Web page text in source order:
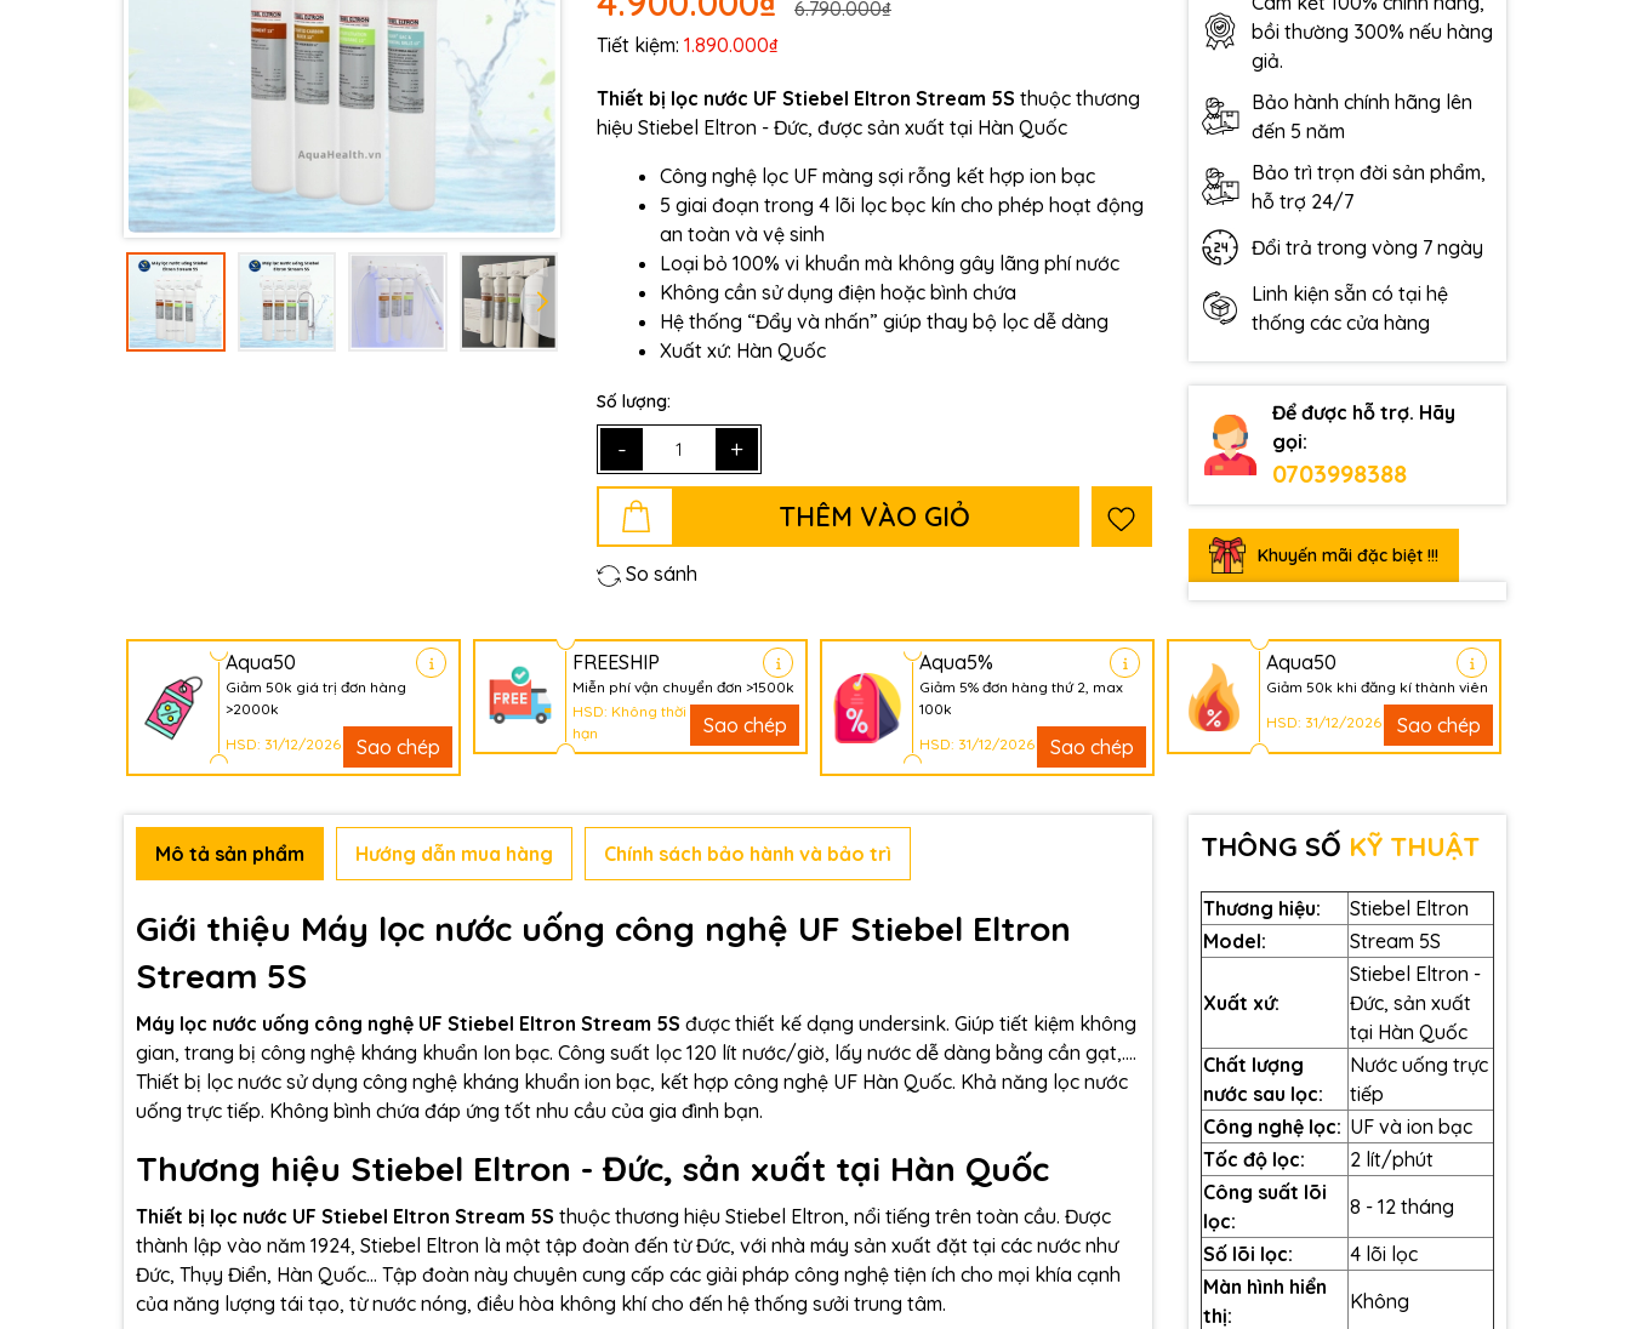
6.790.000₫
Tiết kiệm: 1.890.000₫
Thiết bị lọc nước UF Stiebel Eltron Stream 5S thuộc thương
hiệu Stiebel Eltron - Đức, được sản xuất tại Hàn Quốc
Công nghệ lọc UF màng sợi rỗng kết hợp ion bạc
5 giai đoạn trong 4 lõi lọc bọc kín cho phép hoạt động
an toàn và vệ sinh
Loại bỏ 100% vi khuẩn mà không gây lãng phí nước
Không cần sử dụng điện hoặc bình chứa
Hệ thống “Đẩy và nhấn” giúp thay bộ lọc dễ dàng
Xuất xứ: Hàn Quốc
Số lượng:
- +
THÊM VÀO GIỎ
So sánh
bồi thường 300% nếu hàng
giả.
Bảo hành chính hãng lên
đến 5 năm
Bảo trì trọn đời sản phẩm,
hỗ trợ 24/7
Đổi trả trong vòng 7 ngày
Linh kiện sẵn có tại hệ
thống các cửa hàng
Để được hỗ trợ. Hãy
gọi:
0703998388
Khuyến mãi đặc biệt !!!
Aqua50
Giảm 50k giá trị đơn hàng
>2000k
HSD: 31/12/2026
Sao chép
FREESHIP
Miễn phí vận chuyển đơn >1500k
HSD: Không thời
hạn
Sao chép
Aqua5%
Giảm 5% đơn hàng thứ 2, max
100k
HSD: 31/12/2026
Sao chép
Aqua50
Giảm 50k khi đăng kí thành viên
HSD: 31/12/2026
Sao chép
Ngày hết hạn:
Điều kiện:
Mô tả sản phẩm Hướng dẫn mua hàng Chính sách bảo hành và bảo trì
Giới thiệu Máy lọc nước uống công nghệ UF Stiebel Eltron
Stream 5S
Máy lọc nước uống công nghệ UF Stiebel Eltron Stream 5S được thiết kế dạng undersink. Giúp tiết kiệm không
gian, trang bị công nghệ kháng khuẩn Ion bạc. Công suất lọc 120 lít nước/giờ, lấy nước dễ dàng bằng cần gạt,....
Thiết bị lọc nước sử dụng công nghệ kháng khuẩn ion bạc, kết hợp công nghệ UF Hàn Quốc. Khả năng lọc nước
uống trực tiếp. Không bình chứa đáp ứng tốt nhu cầu của gia đình bạn.
Thương hiệu Stiebel Eltron - Đức, sản xuất tại Hàn Quốc
Thiết bị lọc nước UF Stiebel Eltron Stream 5S thuộc thương hiệu Stiebel Eltron, nổi tiếng trên toàn cầu. Được
thành lập vào năm 1924, Stiebel Eltron là một tập đoàn đến từ Đức, với nhà máy sản xuất đặt tại các nước như
Đức, Thụy Điển, Hàn Quốc... Tập đoàn này chuyên cung cấp các giải pháp công nghệ tiện ích cho mọi khía cạnh
của năng lượng tái tạo, từ nước nóng, điều hòa không khí cho đến hệ thống sưởi trung tâm.
THÔNG SỐ KỸ THUẬT
Thương hiệu:
Stiebel Eltron
Model:
Stream 5S
Xuất xứ:
Stiebel Eltron -
Đức, sản xuất
tại Hàn Quốc
Chất lượng
nước sau lọc:
Nước uống trực
tiếp
Công nghệ lọc: UF và ion bạc
Tốc độ lọc:
2 lít/phút
Công suất lõi
lọc:
8 - 12 tháng
Số lõi lọc:
4 lõi lọc
Màn hình hiển
thị:
Không